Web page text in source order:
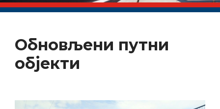
Обновљени путни
објекти